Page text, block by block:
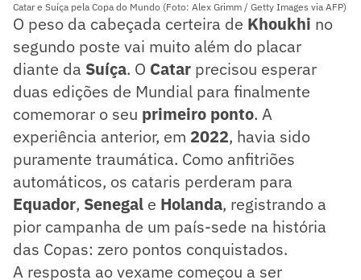
Catar e Suíça pela Copa do Mundo (Foto: Alex Grimm / Getty Images via AFP)
O peso da cabeçada certeira de Khoukhi no
segundo poste vai muito além do placar
diante da Suíça. O Catar precisou esperar
duas edições de Mundial para finalmente
comemorar o seu primeiro ponto. A
experiência anterior, em 2022, havia sido
puramente traumática. Como anfitriões
automáticos, os cataris perderam para
Equador, Senegal e Holanda, registrando a
pior campanha de um país-sede na história
das Copas: zero pontos conquistados.
A resposta ao vexame começou a ser